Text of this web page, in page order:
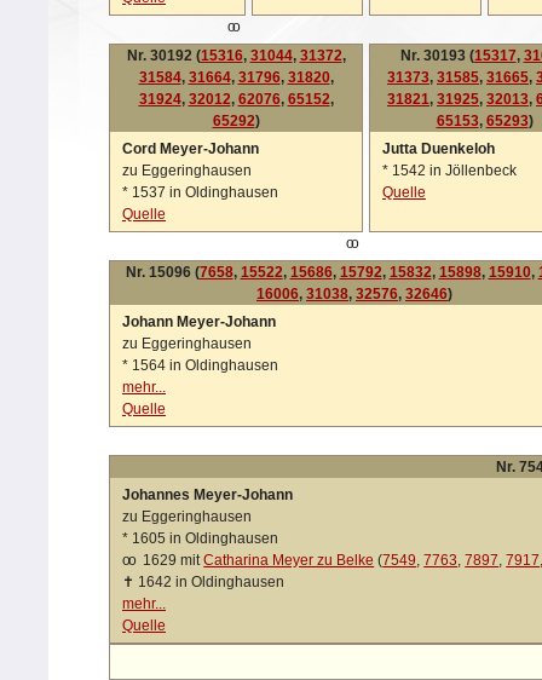
oo
Nr. 30192 (15316, 31044, 31372,
31584, 31664, 31796, 31820,
31924, 32012, 62076, 65152,
65292)
Cord Meyer-Johann
zu Eggeringhausen
* 1537 in Oldinghausen
Quelle
Nr. 30193 (15317,
31373, 31585, 31665,
31821, 31925, 32013,
65153, 65293)
Jutta Duenkeloh
* 1542 in Jöllenbeck
Quelle
oo
Nr. 15096 (7658, 15522, 15686, 15792, 15832, 15898, 15910,
16006, 31038, 32576, 32646)
Johann Meyer-Johann
zu Eggeringhausen
* 1564 in Oldinghausen
mehr...
Quelle
Nr.
Johannes Meyer-Johann
zu Eggeringhausen
* 1605 in Oldinghausen
oo
1629 mitCatharina Meyer zu Belke (7549,7763,7897,7917
✝ 1642 in Oldinghausen
mehr...
Quelle